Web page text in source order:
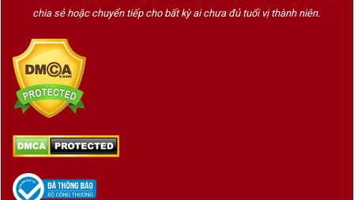
Thương hiệuDom Perignonra đời vào năm 1936, được
Moët & Chandon (thuộc tập đoàn LVMH) sở hữu và phát
triển, nhằm tôn vinh di sản của vị tu sĩ huyền thoại.
3. Phong cách & quy trình làm
Champagne Dom Perignon
Chỉ sản xuất Champagne Vintage
Chọn lọc khắt khe
chia sẻ hoặc chuyển tiếp cho bất kỳ ai chưa đủ tuổi vị thành niên.